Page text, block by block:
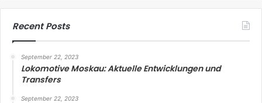
Recent Posts
September 22, 2023
Lokomotive Moskau: Aktuelle Entwicklungen und
Transfers
September 22, 2023